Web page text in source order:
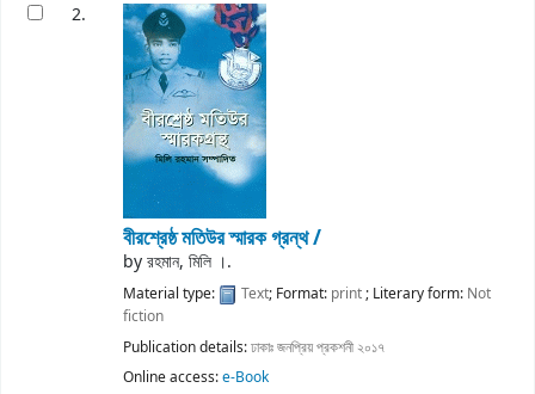
2.
বীরশ্রেষ্ঠ মতিউর স্মারক গ্রন্থ /
byরহমান, মিলি ।.
Material type: Text; Format: print; Literary form: Not
fiction
Publication details:ঢাকাঃজনপ্রিয় প্রকশনী ২০১৭
Online access:e-Book